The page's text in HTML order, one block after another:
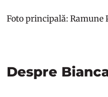
Foto principală: Ramune
Despre